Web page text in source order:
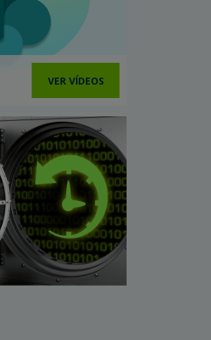
VER VÍDEOS